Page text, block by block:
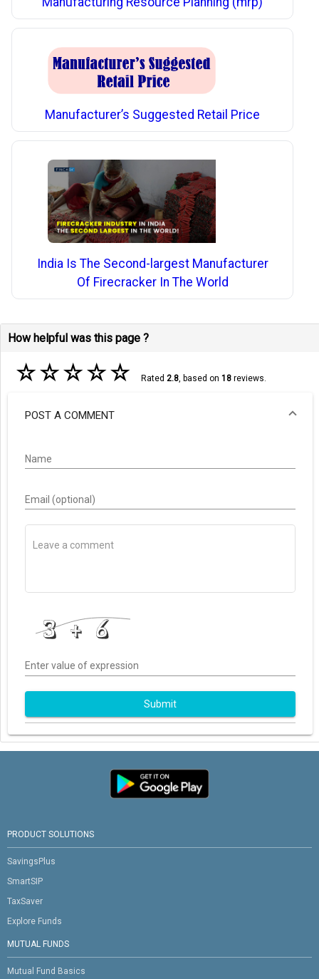
Manufacturer’s Suggested Retail Price
India Is The Second-largest Manufacturer
Of Firecracker In The World
How helpful was this page ?
☆☆☆☆☆ Rated 2.8, based on 18reviews.
POST A COMMENT
Name
Email (optional)
Enter value of expression
Submit
PRODUCT SOLUTIONS
SavingsPlus
SmartSIP
TaxSaver
Explore Funds
MUTUAL FUNDS
Mutual Fund Basics